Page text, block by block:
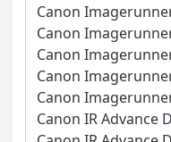
Canon
Canon
Canon
Canon
Canon
Canon IR Advance